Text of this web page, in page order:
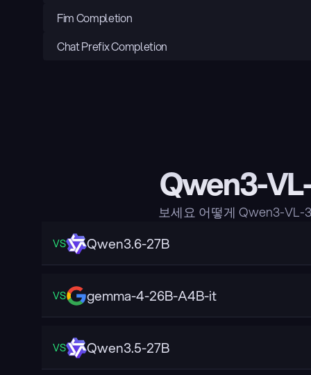
Fim Completion
Chat Prefix Completion
Qwen3-
보세요 어떻게 Qwen3-VL-
VS Qwen3.6-27B
VS gemma-4-26B-A4B-it
VS Qwen3.5-27B